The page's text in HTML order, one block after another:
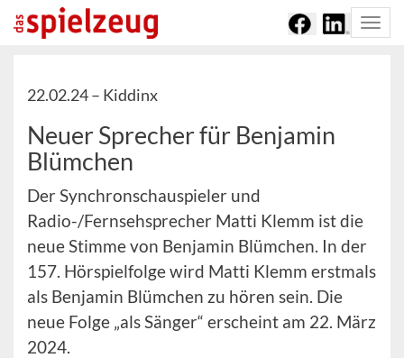
22.02.24 – Kiddinx
Neuer Sprecher für Benjamin
Blümchen
Der Synchronschauspieler und
Radio-/Fernsehsprecher Matti Klemm ist die
neue Stimme von Benjamin Blümchen. In der
157. Hörspielfolge wird Matti Klemm erstmals
als Benjamin Blümchen zu hören sein. Die
neue Folge „als Sänger“ erscheint am 22. März
2024.